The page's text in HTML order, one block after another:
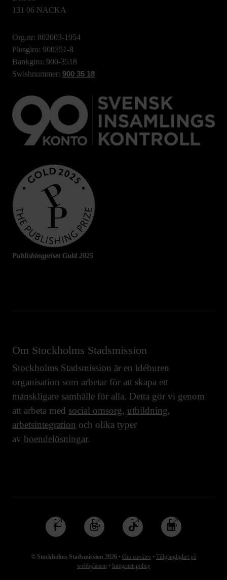
131 06 NACKA
Org.nr: 802003-1954
Plusgiro: 900351-8
Bankgiro: 900-3518
Swishnummer: 900 35 18
Publishingpriset Guld 2025
Om Stockholms Stadsmission
Stockholms Stadsmission är en idéburen
organisation som arbetar för att skapa ett
mänskligare samhälle för alla. Detta gör vi genom
att arbeta med social omsorg, utbildning,
arbetsintegration och olika typer
av boendelösningar.
© Stockholms Stadsmission 2026 • Om cookies • Tillgänglighet på
webbplatsen • Integritetspolicy
Följ
oss
Facebook
Följ
oss
Instagram
Följ
oss
TikTok
Följ
oss
Linkedin